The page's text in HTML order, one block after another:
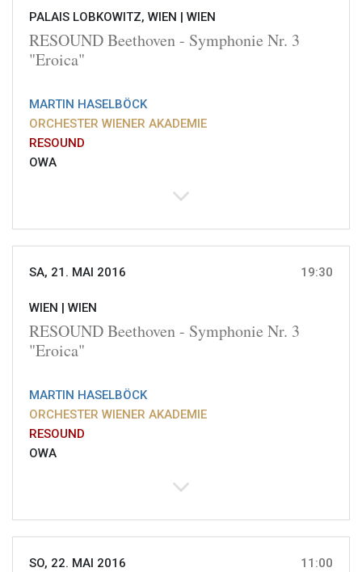
PALAIS LOBKOWITZ, WIEN | WIEN
RESOUND Beethoven - Symphonie Nr. 3
"Eroica"
MARTIN HASELBÖCK
ORCHESTER WIENER AKADEMIE
RESOUND
OWA
SA, 21. MAI 2016 19:30
WIEN | WIEN
RESOUND Beethoven - Symphonie Nr. 3
"Eroica"
MARTIN HASELBÖCK
ORCHESTER WIENER AKADEMIE
RESOUND
OWA
SO, 22. MAI 2016 11:00